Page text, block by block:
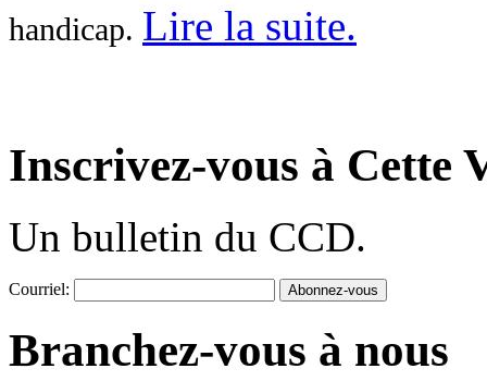
handicap. Lire la suite.
Inscrivez-vous à Cette
Un bulletin du CCD.
Courriel:
Branchez-vous à nous